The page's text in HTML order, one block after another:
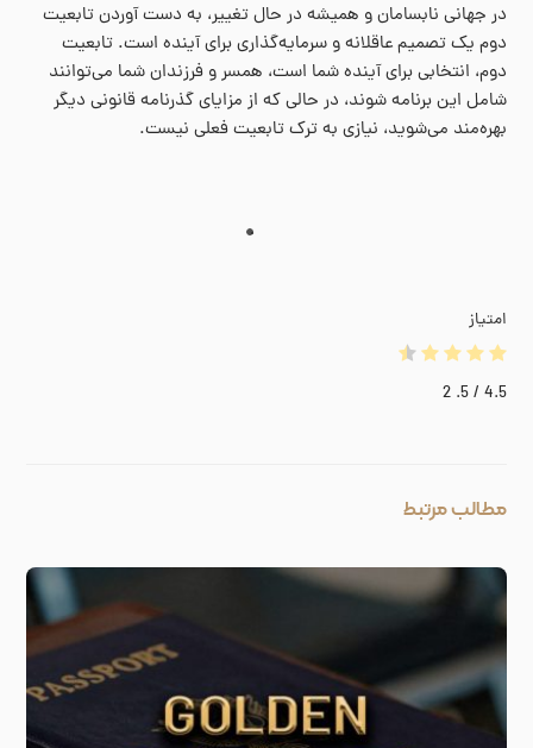
در جهانی نابسامان و همیشه در حال تغییر، به دست آوردن تابعیت
دوم یک تصمیم عاقلانه و سرمایه‌گذاری برای آینده است. تابعیت
دوم، انتخابی برای آینده شما است، همسر و فرزندان شما می‌توانند
شامل این برنامه شوند، در حالی که از مزایای گذرنامه قانونی دیگر
بهره‌مند می‌شوید، نیازی به ترک تابعیت فعلی نیست.
امتیاز
4.5
/ 5.
2
مطالب مرتبط